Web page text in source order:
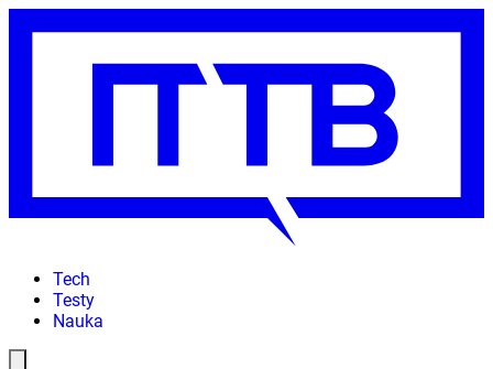
Tech
Testy
Nauka